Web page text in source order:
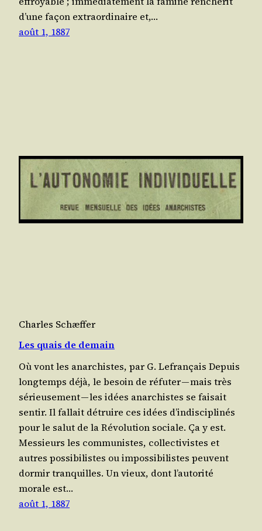
d’une façon extra­or­di­naire et,…
août 1, 1887
Charles Schæffer
Les quais de demain
Où vont les anarchistes, par G. Lefrançais Depuis
long­temps déjà, le besoin de réfu­ter — mais très
sérieu­se­ment — les idées anar­chistes se fai­sait
sen­tir. Il fal­lait détruire ces idées d’in­dis­ci­pli­nés
pour le salut de la Révo­lu­tion sociale. Ça y est.
Mes­sieurs les com­mu­nistes, col­lec­ti­vistes et
autres pos­si­bi­listes ou impos­si­bi­listes peuvent
dor­mir tran­quilles. Un vieux, dont l’au­to­ri­té
morale est…
août 1, 1887